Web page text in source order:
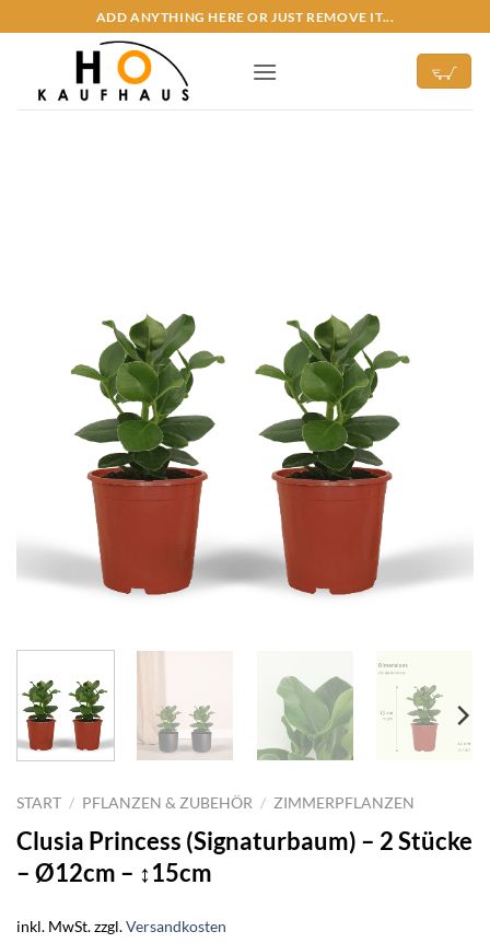
Inhalt
ADD ANYTHING HERE OR JUST REMOVE IT...
START / PFLANZEN & ZUBEHÖR / ZIMMERPFLANZEN
Clusia Princess (Signaturbaum) – 2 Stücke
– Ø12cm – ↕15cm
inkl. MwSt.zzgl.Versandkosten